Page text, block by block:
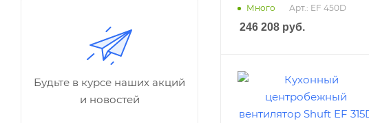
Много Арт.: EF 450D
246 208 руб.
Будьте в курсе наших акций
и новостей